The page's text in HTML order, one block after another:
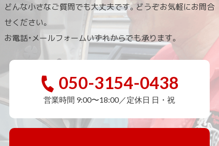
どんな小さなご質問でも大丈夫です。どうぞお気軽にお問合
せください。
お電話・メールフォームいずれからでも承ります。
050-3154-0438
営業時間 9:00〜18:00／定休日 日・祝